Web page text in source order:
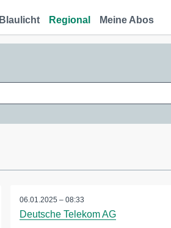
Blaulicht Regional Meine Abos
06.01.2025 – 08:33
Deutsche Telekom AG